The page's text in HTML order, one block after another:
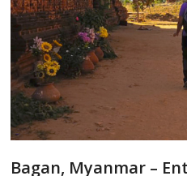
Bagan, Myanmar –